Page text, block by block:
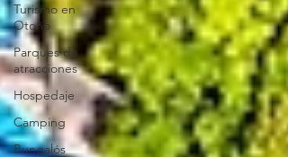
Turismo en
Otoño
Parques de
atracciones
Hospedaje
Camping
Bungalós